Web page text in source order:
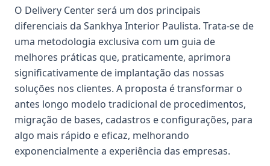
O Delivery Center será um dos principais
diferenciais da Sankhya Interior Paulista. Trata-se de
uma metodologia exclusiva com um guia de
melhores práticas que, praticamente, aprimora
significativamente de implantação das nossas
soluções nos clientes. A proposta é transformar o
antes longo modelo tradicional de procedimentos,
migração de bases, cadastros e configurações, para
algo mais rápido e eficaz, melhorando
exponencialmente a experiência das empresas.